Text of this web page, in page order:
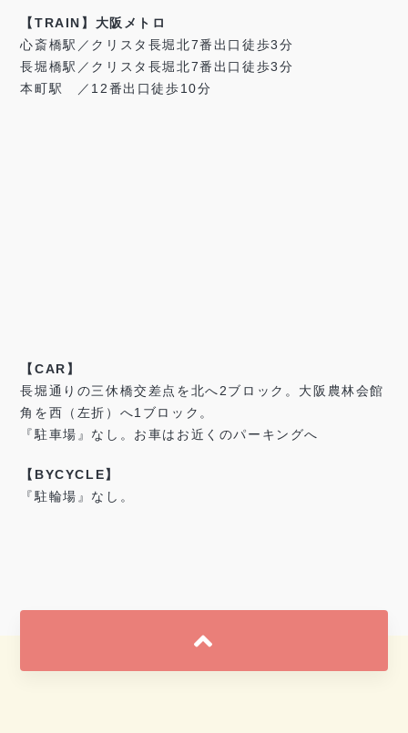
【TRAIN】大阪メトロ
心斎橋駅／クリスタ長堀北7番出口徒歩3分
長堀橋駅／クリスタ長堀北7番出口徒歩3分
本町駅 ／12番出口徒歩10分
【CAR】
長堀通りの三休橋交差点を北へ2ブロック。大阪農林会館
角を西（左折）へ1ブロック。
『駐車場』なし。お車はお近くのパーキングへ
【BYCYCLE】
『駐輪場』なし。